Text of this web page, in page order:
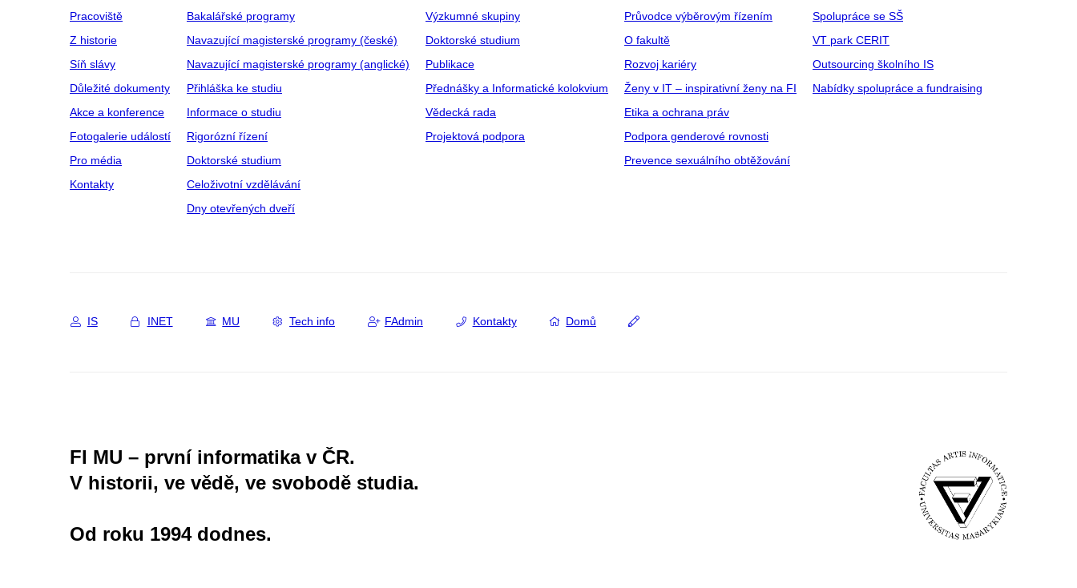
Pracoviště
Z historie
Síň slávy
Důležité dokumenty
Akce a konference
Fotogalerie událostí
Pro média
Kontakty
Bakalářské programy
Navazující magisterské programy (české)
Navazující magisterské programy (anglické)
Přihláška ke studiu
Informace o studiu
Rigorózní řízení
Doktorské studium
Celoživotní vzdělávání
Dny otevřených dveří
Výzkumné skupiny
Doktorské studium
Publikace
Přednášky a Informatické kolokvium
Vědecká rada
Projektová podpora
Průvodce výběrovým řízením
O fakultě
Rozvoj kariéry
Ženy v IT – inspirativní ženy na FI
Etika a ochrana práv
Podpora genderové rovnosti
Prevence sexuálního obtěžování
Spolupráce se SŠ
VT park CERIT
Outsourcing školního IS
Nabídky spolupráce a fundraising
IS INET MU Tech info FAdmin Kontakty Domů
FI MU – první informatika v ČR.
V historii, ve vědě, ve svobodě studia.
Od roku 1994 dodnes.